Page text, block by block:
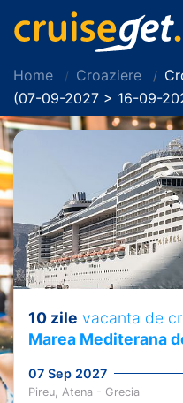
Home Croaziere
(07-09-2027 > 16-09-
10 zile vacanta de
Marea Mediterana
07 Sep 2027
Pireu, Atena - Grecia